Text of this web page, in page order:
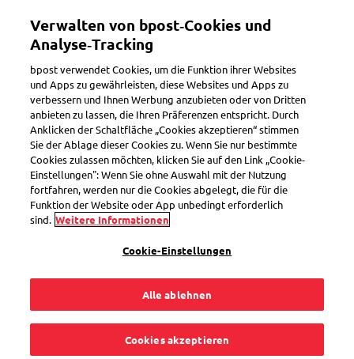
Mein Konto
Suchen
Jahresmappe 2021
Artikelnummer SEL0000031983
Verwalten von bpost‑Cookies und
Analyse‑Tracking
bpost verwendet Cookies, um die Funktion ihrer Websites
und Apps zu gewährleisten, diese Websites und Apps zu
verbessern und Ihnen Werbung anzubieten oder von Dritten
anbieten zu lassen, die Ihren Präferenzen entspricht. Durch
Anklicken der Schaltfläche „Cookies akzeptieren“ stimmen
Sie der Ablage dieser Cookies zu. Wenn Sie nur bestimmte
Cookies zulassen möchten, klicken Sie auf den Link „Cookie-
Einstellungen": Wenn Sie ohne Auswahl mit der Nutzung
fortfahren, werden nur die Cookies abgelegt, die für die
Funktion der Website oder App unbedingt erforderlich
sind. Weitere Informationen
Cookie-Einstellungen
Alle ablehnen
Cookies akzeptieren